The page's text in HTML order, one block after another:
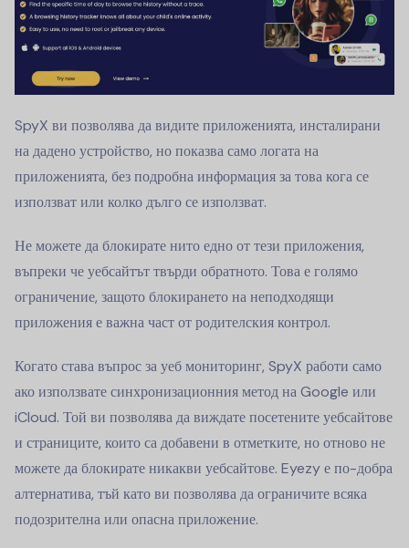
SpyX ви позволява да видите приложенията, инсталирани
на дадено устройство, но показва само логата на
приложенията, без подробна информация за това кога се
използват или колко дълго се използват.
Не можете да блокирате нито едно от тези приложения,
въпреки че уебсайтът твърди обратното. Това е голямо
ограничение, защото блокирането на неподходящи
приложения е важна част от родителския контрол.
Когато става въпрос за уеб мониторинг, SpyX работи само
ако използвате синхронизационния метод на Google или
iCloud. Той ви позволява да виждате посетените уебсайтове
и страниците, които са добавени в отметките, но отново не
можете да блокирате никакви уебсайтове. Eyezy е по-добра
алтернатива, тъй като ви позволява да ограничите всяка
подозрителна или опасна приложение.